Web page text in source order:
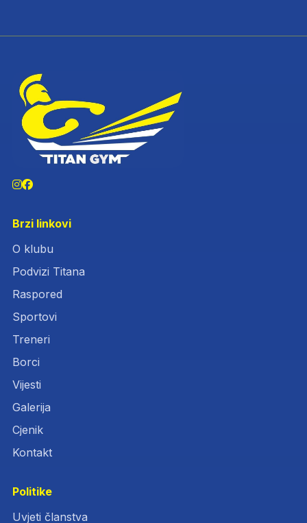
Brzi linkovi
O klubu
Podvizi Titana
Raspored
Sportovi
Treneri
Borci
Vijesti
Galerija
Cjenik
Kontakt
Politike
Uvjeti članstva